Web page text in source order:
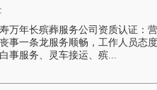
万年长殡葬服务公司资质认证：
事一条龙服务顺畅，工作人员态
事服务、灵车接运、殡...